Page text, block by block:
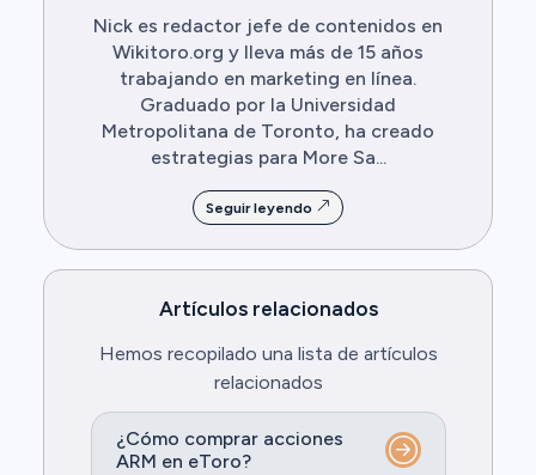
Nick es redactor jefe de contenidos en
Wikitoro.org y lleva más de 15 años
trabajando en marketing en línea.
Graduado por la Universidad
Metropolitana de Toronto, ha creado
estrategias para More Sa...
Seguir leyendo
Artículos relacionados
Hemos recopilado una lista de artículos
relacionados
¿Cómo comprar acciones
ARM en eToro?